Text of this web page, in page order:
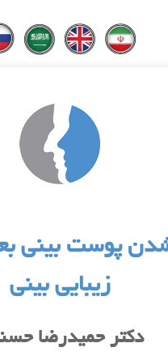
پوست بینى
زیبایى بینى
دکتر حمیدرضا